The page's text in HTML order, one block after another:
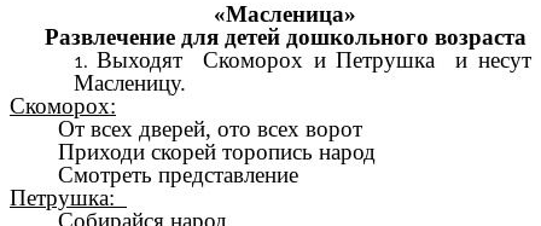
«Масленица»
Развлечение для детей дошкольного возраста
Выходят Скоморох и Петрушка и несут
Масленицу.
Скоморох:
От всех дверей, ото всех ворот
Приходи скорей торопись народ
Смотреть представление
Петрушка:
Собирайся народ